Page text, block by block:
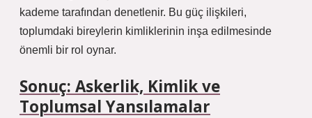
kademe tarafından denetlenir. Bu güç ilişkileri,
toplumdaki bireylerin kimliklerinin inşa edilmesinde
önemli bir rol oynar.
Sonuç: Askerlik, Kimlik ve
Toplumsal Yansılamalar